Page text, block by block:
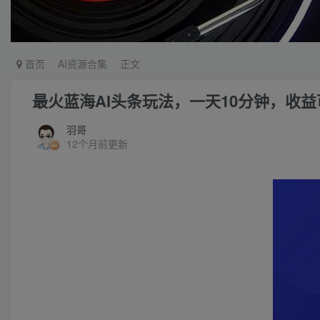
首页 AI资源合集 正文
最火蓝海AI头条玩法，一天10分钟，收
羽哥
12个月前更新